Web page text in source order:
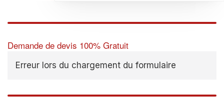
Demande de devis 100% Gratuit
Erreur lors du chargement du formulaire